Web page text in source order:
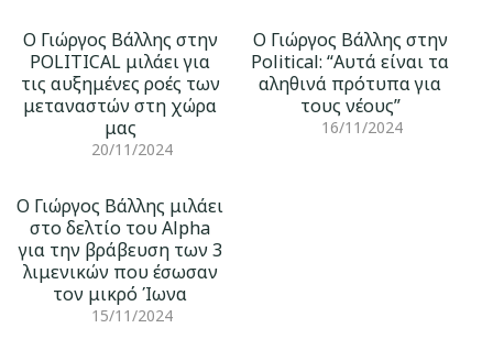
Ο Γιώργος Βάλλης στην
POLITICAL μιλάει για
τις αυξημένες ροές των
μεταναστών στη χώρα
μας
20/11/2024
Ο Γιώργος Βάλλης στην
Political: “Αυτά είναι τα
αληθινά πρότυπα για
τους νέους”
16/11/2024
Ο Γιώργος Βάλλης μιλάει
στο δελτίο του Alpha
για την βράβευση των 3
λιμενικών που έσωσαν
τον μικρό Ίωνα
15/11/2024